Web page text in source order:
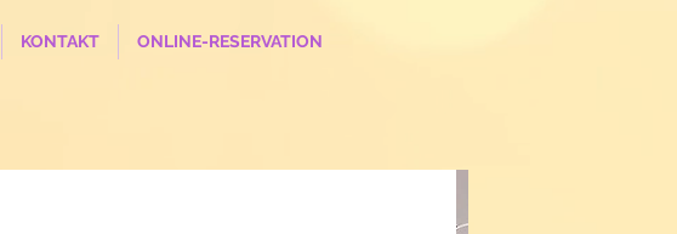
KONTAKT ONLINE-RESERVATION